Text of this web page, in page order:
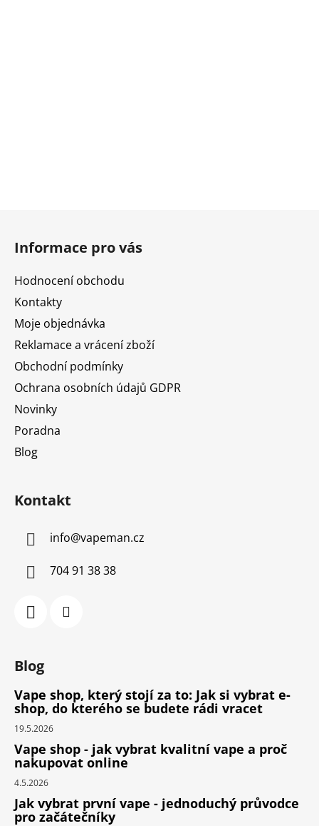
Informace pro vás
Hodnocení obchodu
Kontakty
Moje objednávka
Reklamace a vrácení zboží
Obchodní podmínky
Ochrana osobních údajů GDPR
Novinky
Poradna
Blog
Kontakt
info@vapeman.cz
704 91 38 38
Blog
Vape shop, který stojí za to: Jak si vybrat e-
shop, do kterého se budete rádi vracet
19.5.2026
Vape shop - jak vybrat kvalitní vape a proč
nakupovat online
4.5.2026
Jak vybrat první vape - jednoduchý průvodce
pro začátečníky